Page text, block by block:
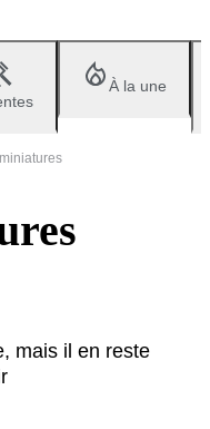
À la une
mais il en reste